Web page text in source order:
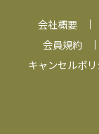
会社概要
会員規約
キャンセルポ